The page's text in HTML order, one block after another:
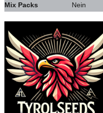
Mix Packs
Nein